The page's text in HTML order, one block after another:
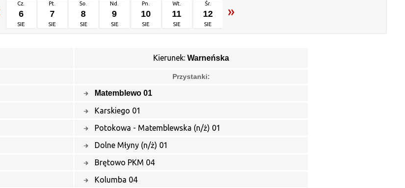
Cz.
6
SIE
Pt.
7
SIE
So.
8
SIE
Nd.
9
SIE
Pn.
10
SIE
Wt.
11
SIE
Śr.
12
SIE
»
Kierunek: Warneńska
Przystanki:
Matemblewo 01
Karskiego 01
Potokowa - Matemblewska (n/ż) 01
Dolne Młyny (n/ż) 01
Brętowo PKM 04
Kolumba 04